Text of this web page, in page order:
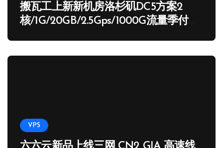
搬瓦工上新新机房洛杉矶DC5方案2
核/1G/20GB/2.5Gps/1000G流量季付
VPS